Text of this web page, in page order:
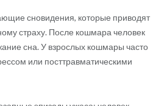
сновидения, которые приводят
страху. После кошмара человек
сна. У взрослых кошмары часто
или посттравматическими